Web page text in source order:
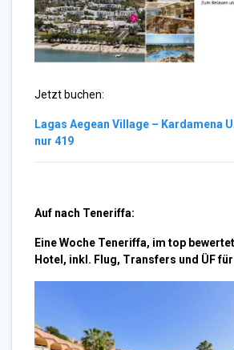
Jetzt buchen:
Lagas Aegean Village – Kardamena
nur 419
Auf nach Teneriffa:
Eine Woche Teneriffa, im top
Hotel, inkl. Flug, Transfers und ÜF